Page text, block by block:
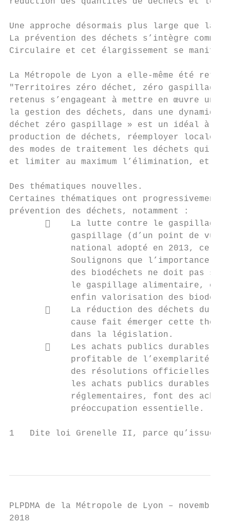
Une approche désormais plus large que la
La prévention des déchets s’intègre
Circulaire et cet élargissement se
La Métropole de Lyon a elle-même été
"Territoires zéro déchet, zéro gaspillage
retenus s’engageant à mettre en œuvre
la gestion des déchets, dans une
déchet zéro gaspillage » est un idéal à
production de déchets, réemployer
des modes de traitement les déchets qui
et limiter au maximum l’élimination, et
Des thématiques nouvelles.
Certaines thématiques ont
prévention des déchets, notamment :
    La lutte contre le gaspillage
gaspillage (d’un point de vue
national adopté en 2013, ce
Soulignons que l’importance
des biodéchets ne doit pas se
le gaspillage alimentaire,
enfin valorisation des
    La réduction des déchets du
cause fait émerger cette
            dans la législation.
    Les achats publics durables :
profitable de l’exemplarité
des résolutions officielles
les achats publics durables –
réglementaires, font des
            préoccupation essentielle.
1   Dite loi Grenelle II, parce qu’issue des
PLPDMA de la Métropole de Lyon – novembre
2018